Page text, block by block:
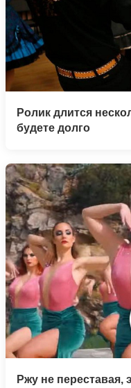
Ролик длится
будете долго
Ржу не переставая,